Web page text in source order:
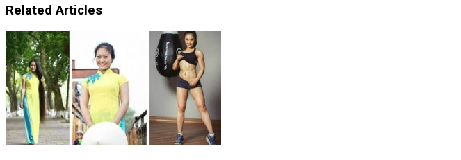
Related Articles